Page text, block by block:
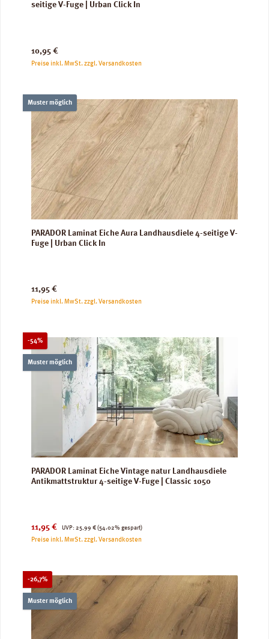
seitige V-Fuge | Urban Click In
Regulärer Preis:
10,95 €
Preise inkl. MwSt. zzgl. Versandkosten
Muster möglich
PARADOR Laminat Eiche Aura Landhausdiele 4-seitige V-
Fuge | Urban Click In
Regulärer Preis:
11,95 €
Preise inkl. MwSt. zzgl. Versandkosten
-54%Rabatt
Muster möglich
PARADOR Laminat Eiche Vintage natur Landhausdiele
Antikmattstruktur 4-seitige V-Fuge | Classic 1050
Verkaufspreis:
11,95 € UVP:
Regulärer Preis:
25,99 € (54.02% gespart)
Preise inkl. MwSt. zzgl. Versandkosten
-26,7%Rabatt
Muster möglich